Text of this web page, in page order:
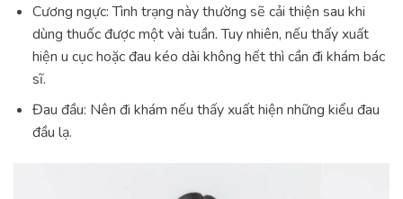
Cương ngực: Tình trạng này thường sẽ cải thiện sau khi
dùng thuốc được một vài tuần. Tuy nhiên, nếu thấy xuất
hiện u cục hoặc đau kéo dài không hết thì cần đi khám bác
sĩ.
Đau đầu: Nên đi khám nếu thấy xuất hiện những kiểu đau
đầu lạ.